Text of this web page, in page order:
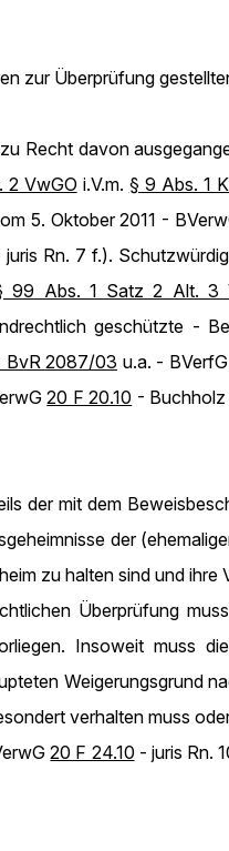
zur Überprüfung
Recht davon
2 VwGO i.V.m. § 9 Abs. 1
5. Oktober 2011 -
juris Rn. 7 f.).
99 Abs. 1 Satz 2 Alt. 3
geschützte -
BvR 2087/03 u.a. -
20 F 20.10 -
der mit dem
der
zu halten sind und ihre
Überprüfung
Insoweit muss
Weigerungsgrund
verhalten muss
20 F 24.10 - juris Rn.